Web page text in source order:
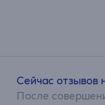
Сейчас отзывов
После